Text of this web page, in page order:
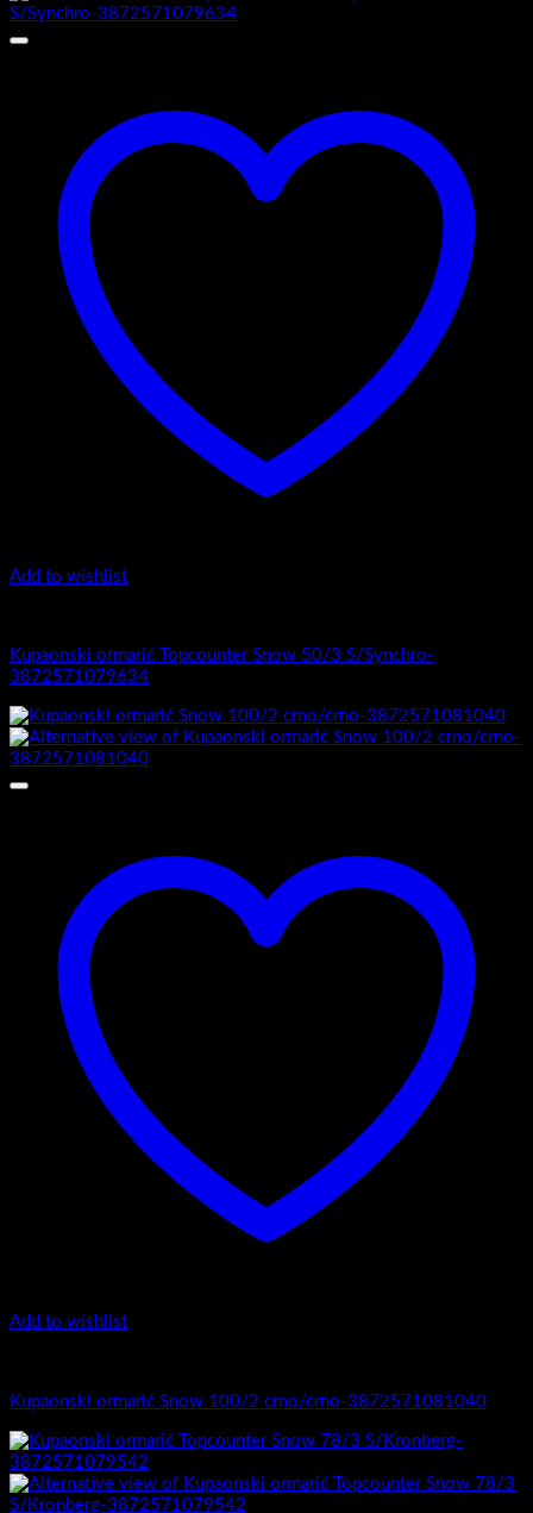
Add to wishlist
Kupaonski ormarić Topcounter Snow 50/3 S/Synchro-
3872571079634
Add to wishlist
Kupaonski ormarić Snow 100/2 crno/crno-3872571081040